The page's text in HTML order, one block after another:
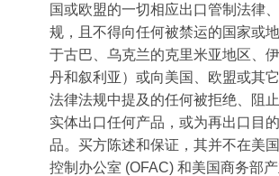
国或欧盟的一切相应出口管制法律
规，且不得向任何被禁运的国家或
于古巴、乌克兰的克里米亚地区、
丹和叙利亚）或向美国、欧盟或其
法律法规中提及的任何被拒绝、阻
实体出口任何产品，或为再出口目
品。买方陈述和保证，其并不在美
控制办公室 (OFAC) 和美国商务部